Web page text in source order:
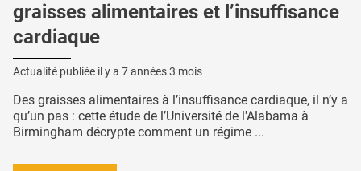
graisses alimentaires et l’insuffisance
cardiaque
Actualité publiée il y a 7 années 3 mois
Des graisses alimentaires à l’insuffisance cardiaque, il n’y a
qu’un pas : cette étude de l’Université de l'Alabama à
Birmingham décrypte comment un régime ...